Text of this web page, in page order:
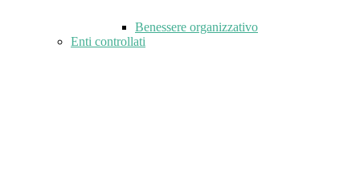
Benessere organizzativo
Enti controllati